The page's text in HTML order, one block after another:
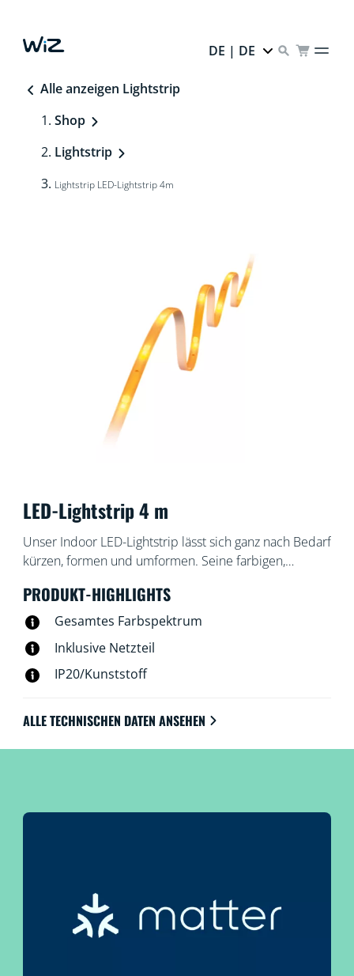
DE | DE
Alle anzeigen Lightstrip
Shop
Lightstrip
Lightstrip LED-Lightstrip 4m
LED-Lightstrip 4 m
Unser Indoor LED-Lightstrip lässt sich ganz nach Bedarf
kürzen, formen und umformen. Seine farbigen,
Schränken oder hinter Möbeln. Sein Ambientelicht
schafft die perfekte Stimmung, um richtig zu
PRODUKT-HIGHLIGHTS
Gesamtes Farbspektrum
Inklusive Netzteil
IP20/Kunststoff
ALLE TECHNISCHEN DATEN ANSEHEN